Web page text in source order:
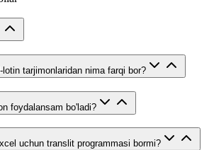
tarjimonlaridan nima farqi bor?
foydalansam bo'ladi?
uchun translit programmasi bormi?